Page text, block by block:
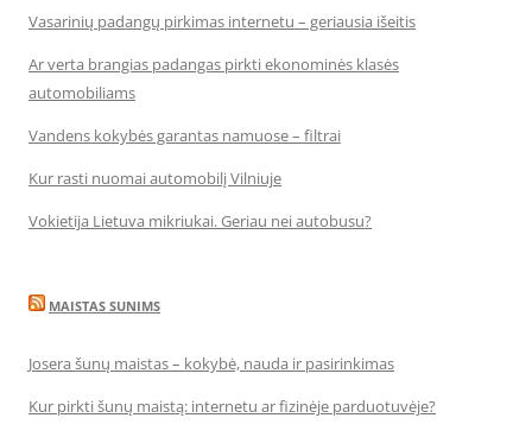
Vasarinių padangų pirkimas internetu – geriausia išeitis
Ar verta brangias padangas pirkti ekonominės klasės
automobiliams
Vandens kokybės garantas namuose – filtrai
Kur rasti nuomai automobilį Vilniuje
Vokietija Lietuva mikriukai. Geriau nei autobusu?
MAISTAS SUNIMS
Josera šunų maistas – kokybė, nauda ir pasirinkimas
Kur pirkti šunų maistą: internetu ar fizinėje parduotuvėje?